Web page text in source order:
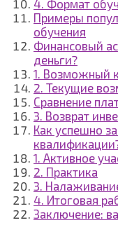
4. Формат
Примеры
обучения
Финансовый
деньги?
1. Возможный
2. Текущие
Сравнение
3. Возврат
Как успешно
1. Активное
2. Практика
3.
4. Итоговая
Заключение: